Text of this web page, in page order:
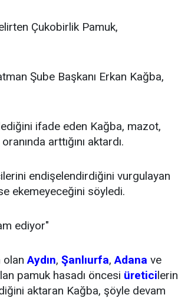
Çukobirlik Pamuk,
Şube Başkanı Erkan Kağba,
ifade eden Kağba, mazot,
arttığını aktardı.
endişelendirdiğini vurgulayan
ekemeyeceğini söyledi.
ediyor"
olanAydın, Şanlıurfa,Adana ve
pamuk hasadı öncesi üreticilerin
aktaran Kağba, şöyle devam